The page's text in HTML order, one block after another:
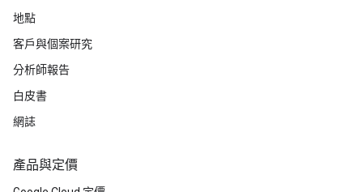
地點
客戶與個案研究
分析師報告
白皮書
網誌
產品與定價